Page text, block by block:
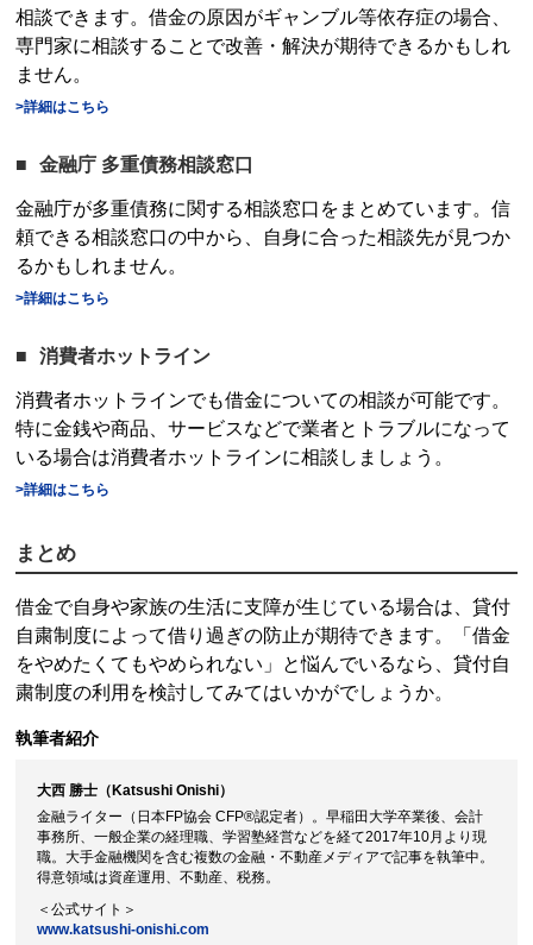
相談できます。借金の原因がギャンブル等依存症の場合、
専門家に相談することで改善・解決が期待できるかもしれ
ません。
>詳細はこちら
金融庁 多重債務相談窓口
金融庁が多重債務に関する相談窓口をまとめています。信
頼できる相談窓口の中から、自身に合った相談先が見つか
るかもしれません。
>詳細はこちら
消費者ホットライン
消費者ホットラインでも借金についての相談が可能です。
特に金銭や商品、サービスなどで業者とトラブルになって
いる場合は消費者ホットラインに相談しましょう。
>詳細はこちら
まとめ
借金で自身や家族の生活に支障が生じている場合は、貸付
自粛制度によって借り過ぎの防止が期待できます。「借金
をやめたくてもやめられない」と悩んでいるなら、貸付自
粛制度の利用を検討してみてはいかがでしょうか。
執筆者紹介
大西 勝士（Katsushi Onishi）
金融ライター（日本FP協会 CFP®認定者）。早稲田大学卒業後、会計
事務所、一般企業の経理職、学習塾経営などを経て2017年10月より現
職。大手金融機関を含む複数の金融・不動産メディアで記事を執筆中。
得意領域は資産運用、不動産、税務。
＜公式サイト＞
www.katsushi-onishi.com